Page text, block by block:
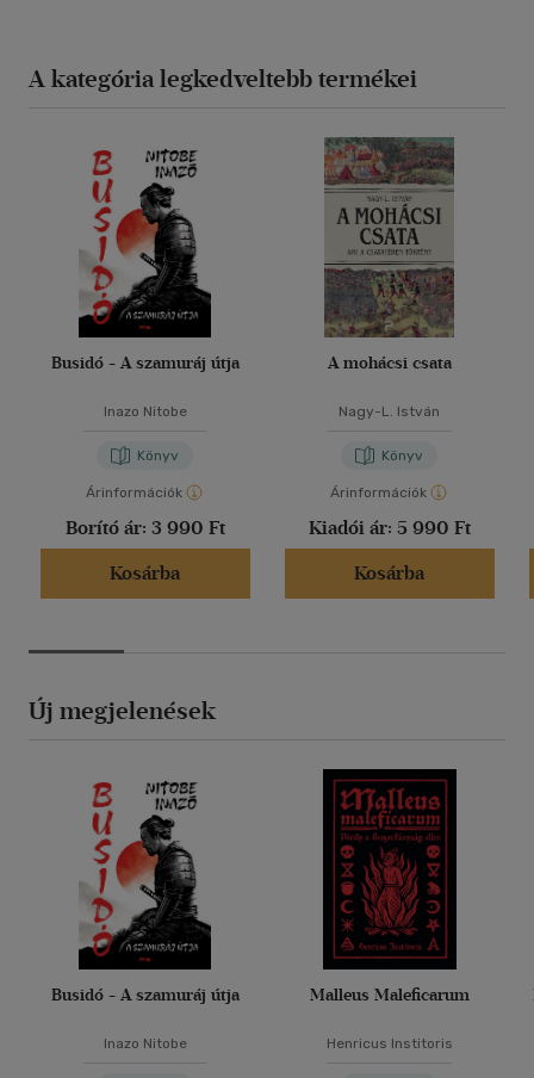
A kategória legkedveltebb termékei
Busidó - A szamuráj útja
Inazo Nitobe
Könyv
Árinformációk
Borító ár: 3 990 Ft
Kosárba
A mohácsi csata
Nagy-L. István
Könyv
Árinformációk
Kiadói ár: 5 990 Ft
Kosárba
Új megjelenések
Busidó - A szamuráj útja
Inazo Nitobe
Malleus Maleficarum
Henricus Institoris